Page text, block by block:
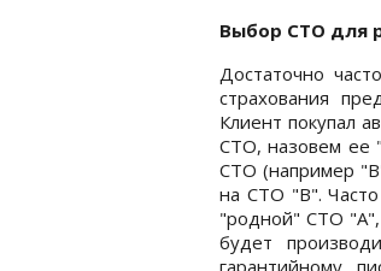
Выбор СТО для
Достаточно
страхования
Клиент покупал
СТО, назовем ее
СТО (например
на СТО "В". Часто
"родной" СТО "А",
будет
гарантийному